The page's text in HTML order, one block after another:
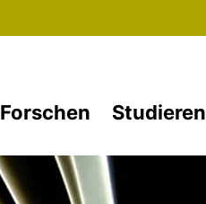
Forschen Studieren